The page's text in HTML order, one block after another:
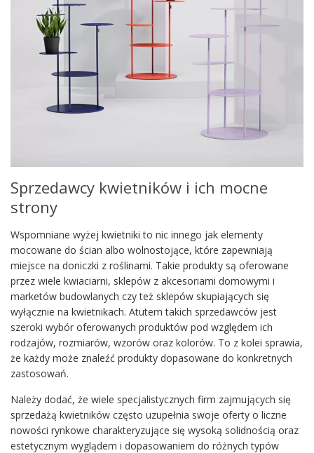
Sprzedawcy kwietników i ich mocne
strony
Wspomniane wyżej kwietniki to nic innego jak elementy
mocowane do ścian albo wolnostojące, które zapewniają
miejsce na doniczki z roślinami. Takie produkty są oferowane
przez wiele kwiaciarni, sklepów z akcesoriami domowymi i
marketów budowlanych czy też sklepów skupiających się
wyłącznie na kwietnikach. Atutem takich sprzedawców jest
szeroki wybór oferowanych produktów pod względem ich
rodzajów, rozmiarów, wzorów oraz kolorów. To z kolei sprawia,
że każdy może znaleźć produkty dopasowane do konkretnych
zastosowań.
Należy dodać, że wiele specjalistycznych firm zajmujących się
sprzedażą kwietników często uzupełnia swoje oferty o liczne
nowości rynkowe charakteryzujące się wysoką solidnością oraz
estetycznym wyglądem i dopasowaniem do różnych typów